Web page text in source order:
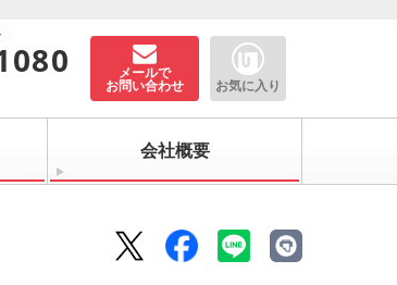
メールで
お問い合わせ お気に入り
会社概要